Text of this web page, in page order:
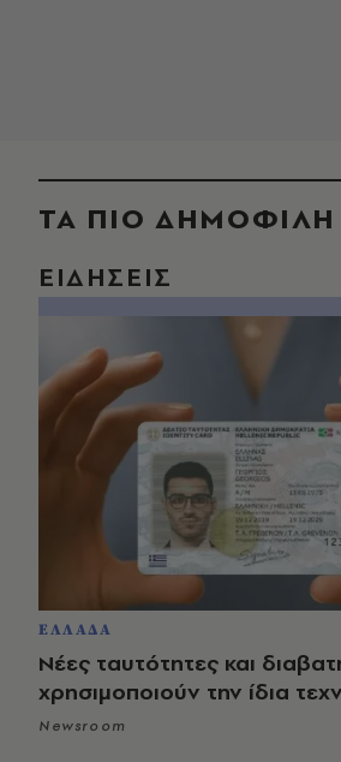
ΤΑ ΠΙΟ ΔΗΜΟΦΙΛΗ
ΕΙΔΗΣΕΙΣ
ΕΛΛΑΔΑ
Νέες ταυτότητες και
χρησιμοποιούν την ίδια
Newsroom